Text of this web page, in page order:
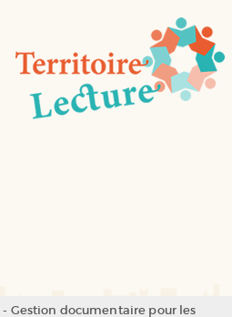
- Gestion documentaire pour les